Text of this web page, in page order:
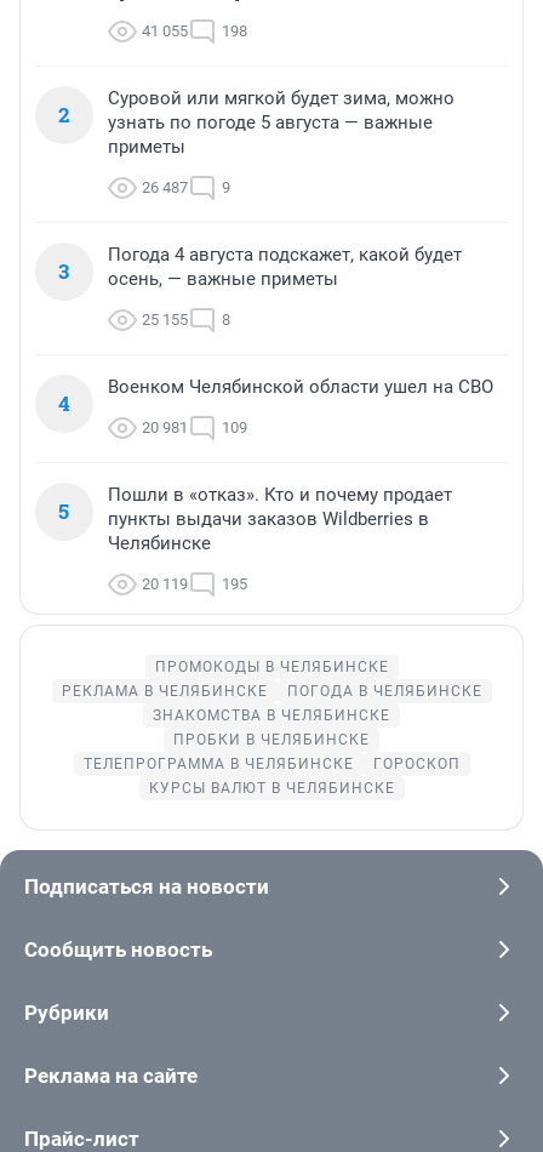
41 055 198
2
Суровой или мягкой будет зима, можно
узнать по погоде 5 августа — важные
приметы
26 487 9
3
Погода 4 августа подскажет, какой будет
осень, — важные приметы
25 155 8
4
Военком Челябинской области ушел на СВО
20 981 109
5
Пошли в «отказ». Кто и почему продает
пункты выдачи заказов Wildberries в
Челябинске
20 119 195
ПРОМОКОДЫ В ЧЕЛЯБИНСКЕ
РЕКЛАМА В ЧЕЛЯБИНСКЕ
ПОГОДА В ЧЕЛЯБИНСКЕ
ЗНАКОМСТВА В ЧЕЛЯБИНСКЕ
ПРОБКИ В ЧЕЛЯБИНСКЕ
ТЕЛЕПРОГРАММА В ЧЕЛЯБИНСКЕ
ГОРОСКОП
КУРСЫ ВАЛЮТ В ЧЕЛЯБИНСКЕ
Подписаться на новости
Сообщить новость
Рубрики
Реклама на сайте
Прайс-лист